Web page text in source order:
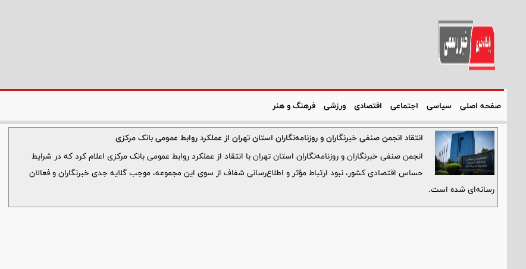
صفحه اصلی سیاسی اجتماعی اقتصادی ورزشی فرهنگ و هنر
انتقاد انجمن صنفی خبرنگاران و روزنامه‌نگاران استان تهران از عملکرد روابط عمومی بانک مرکزی
انجمن صنفی خبرنگاران و روزنامه‌نگاران استان تهران با انتقاد از عملکرد روابط عمومی بانک مرکزی اعلام کرد که در شرایط
حساس اقتصادی کشور، نبود ارتباط مؤثر و اطلاع‌رسانی شفاف از سوی این مجموعه، موجب گلایه جدی خبرنگاران و فعالان
رسانه‌ای شده است.